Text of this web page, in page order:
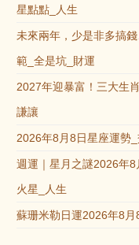
星點點_人生
未來兩年，少是非多搞
範_全是坑_財運
2027年迎暴富！三大生
謙讓
2026年8月8日星座運勢
週運｜星月之謎2026年8
火星_人生
蘇珊米勒日運2026年8